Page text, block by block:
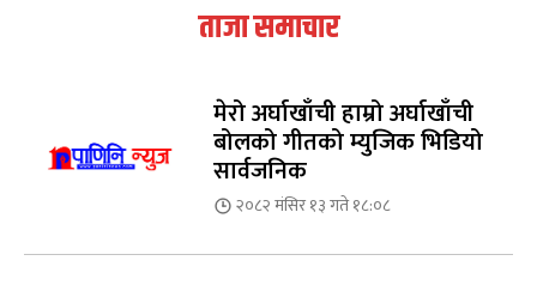
ताजा समाचार
मेरो अर्घाखाँची हाम्रो अर्घाखाँची
बोलको गीतको म्युजिक भिडियो
सार्वजनिक
२०८२ मंसिर १३ गते १८:०८